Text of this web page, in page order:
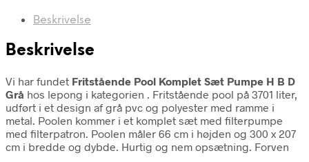
Beskrivelse
Beskrivelse
Vi har fundet Fritstående Pool Komplet Sæt Pumpe H B D
Grå hos lepong i kategorien . Fritstående pool på 3701 liter,
udført i et design af grå pvc og polyester med ramme i
metal. Poolen kommer i et komplet sæt med filterpumpe
med filterpatron. Poolen måler 66 cm i højden og 300 x 207
cm i bredde og dybde. Hurtig og nem opsætning. Forven